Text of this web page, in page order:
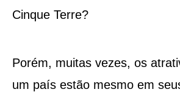
Cinque Terre?
Porém, muitas vezes, os
um país estão mesmo em